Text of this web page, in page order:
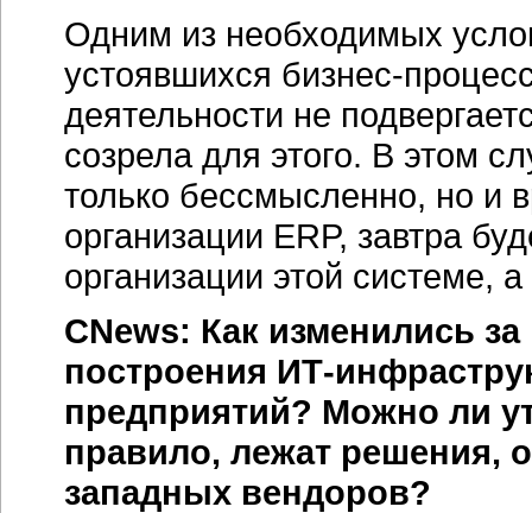
Одним из необходимых
устоявшихся бизнес-
деятельности не
созрела для этого. В этом
только бессмысленно, но и
организации ERP, завтра
организации этой системе,
CNews: Как изменились
построения ИТ-
предприятий? Можно ли
правило, лежат решения,
западных вендоров?